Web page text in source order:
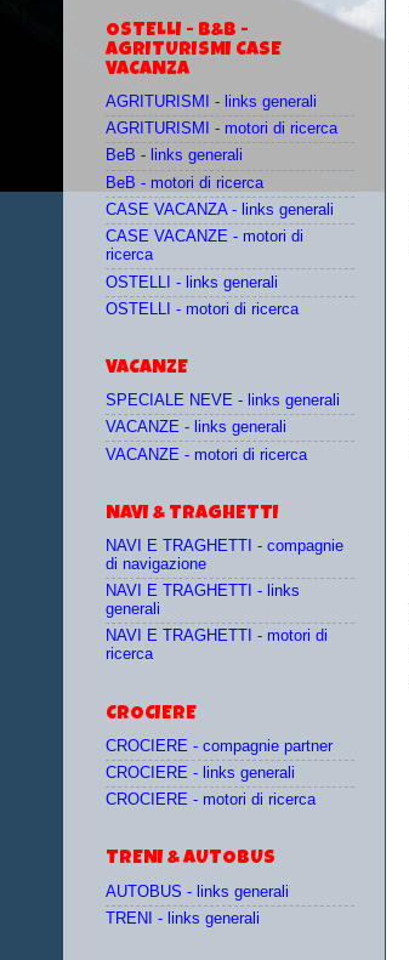
OSTELLI - B&B -
AGRITURISMI CASE
VACANZA
AGRITURISMI - links generali
AGRITURISMI - motori di ricerca
BeB - links generali
BeB - motori di ricerca
CASE VACANZA - links generali
CASE VACANZE - motori di
ricerca
OSTELLI - links generali
OSTELLI - motori di ricerca
VACANZE
SPECIALE NEVE - links generali
VACANZE - links generali
VACANZE - motori di ricerca
NAVI & TRAGHETTI
NAVI E TRAGHETTI - compagnie
di navigazione
NAVI E TRAGHETTI - links
generali
NAVI E TRAGHETTI - motori di
ricerca
CROCIERE
CROCIERE - compagnie partner
CROCIERE - links generali
CROCIERE - motori di ricerca
TRENI & AUTOBUS
AUTOBUS - links generali
TRENI - links generali